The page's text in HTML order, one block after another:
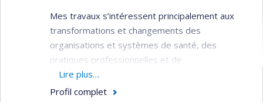
Mes travaux s’intéressent principalement aux
transformations et changements des
organisations et systèmes de santé, des
pratiques professionnelles et de
l'utilisation/consommation des services à la
lumière des innovations et/ou enjeux (re)-
Lire plus…
Profil complet